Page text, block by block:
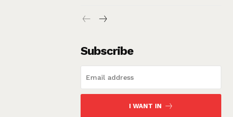
Subscribe
I WANT IN